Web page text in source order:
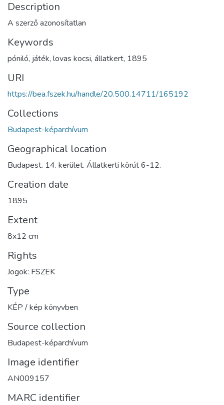
Description
A szerző azonosítatlan
Keywords
póniló, játék, lovas kocsi, állatkert, 1895
URI
https://bea.fszek.hu/handle/20.500.14711/165192
Collections
Budapest-képarchívum
Geographical location
Budapest. 14. kerület. Állatkerti körút 6-12.
Creation date
1895
Extent
8x12 cm
Rights
Jogok: FSZEK
Type
KÉP / kép könyvben
Source collection
Budapest-képarchívum
Image identifier
AN009157
MARC identifier